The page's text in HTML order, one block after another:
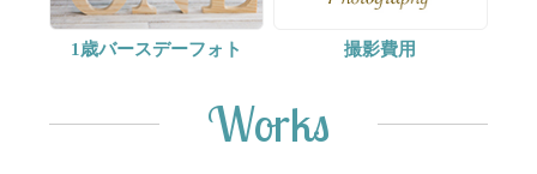
1歳バースデーフォト 撮影費用
Works